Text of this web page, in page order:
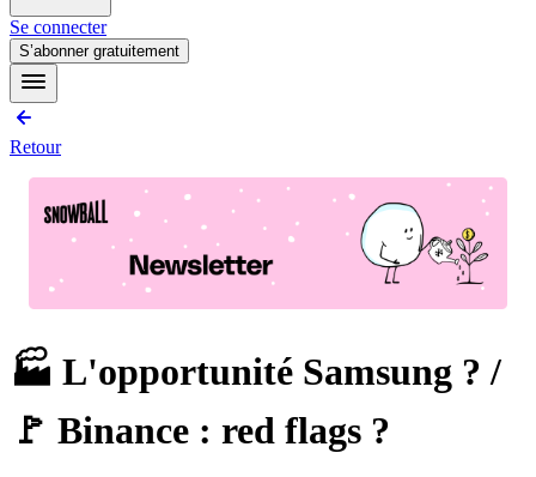
Se connecter
S’abonner gratuitement
Retour
🏭 L'opportunité Samsung ? /
🚩 Binance : red flags ?